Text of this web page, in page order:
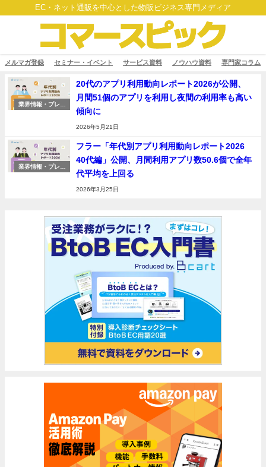
EC・ネット通販を中心とした物販ビジネス専門メディア
メルマガ登録 セミナー・イベント サービス資料 ノウハウ資料 専門家コラム
業界情報・プレス
20代のアプリ利用動向レポート2026が公開、
月間51個のアプリを利用し夜間の利用率も高い
傾向に
2026年5月21日
業界情報・プレス
フラー「年代別アプリ利用動向レポート2026
40代編」公開、月間利用アプリ数50.6個で全年
代平均を上回る
2026年3月25日